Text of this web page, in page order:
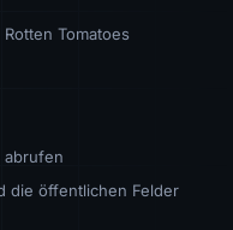
Tomatoes
abrufen
die öffentlichen Felder